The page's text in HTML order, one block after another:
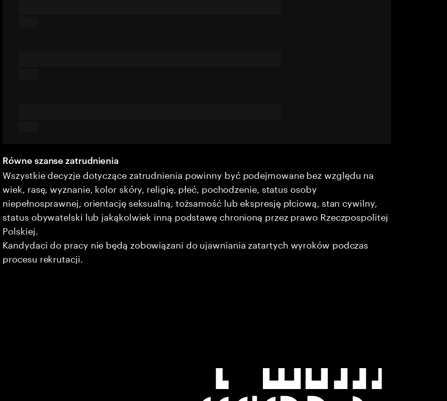
Równe szanse zatrudnienia
Wszystkie decyzje dotyczące zatrudnienia powinny być podejmowane bez względu na
wiek, rasę, wyznanie, kolor skóry, religię, płeć, pochodzenie, status osoby
niepełnosprawnej, orientację seksualną, tożsamość lub ekspresję płciową, stan cywilny,
status obywatelski lub jakąkolwiek inną podstawę chronioną przez prawo Rzeczpospolitej
Polskiej.
Kandydaci do pracy nie będą zobowiązani do ujawniania zatartych wyroków podczas
procesu rekrutacji.